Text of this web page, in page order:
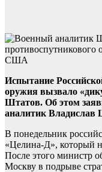
Испытание
оружия вызвало
Штатов. Об этом
аналитик
В понедельник
«Целина-Д», который
После этого
Москву в подрыве